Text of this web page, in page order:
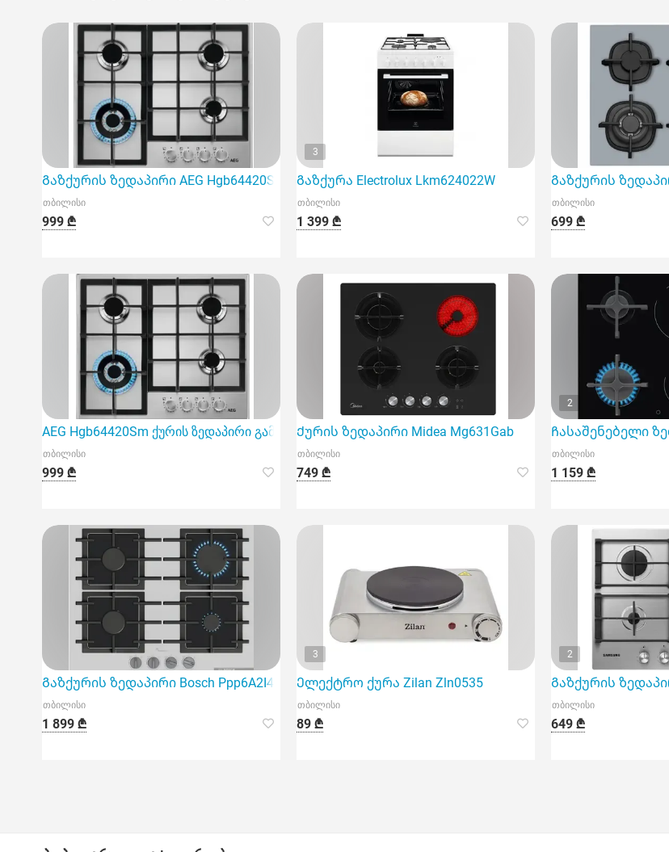
Გაზქურის ზედაპირი AEG Hgb64420Sm
თბილისი
999 ₾
3
Გაზქურა Electrolux Lkm624022W
თბილისი
1 399 ₾
Გაზქურის
თბილისი
699 ₾
AEG Hgb64420Sm ქურის ზედაპირი გამოირჩევა მაღალი ხარისხის გაზის სისტემით და ოთხი კონფორით
თბილისი
999 ₾
Ქურის ზედაპირი Midea Mg631Gab
თბილისი
749 ₾
2
Ჩასაშენებელი
თბილისი
1 159 ₾
Გაზქურის ზედაპირი Bosch Ppp6A2I40R
თბილისი
1 899 ₾
3
Ელექტრო ქურა Zilan Zln0535
თბილისი
89 ₾
2
Გაზქურის
თბილისი
649 ₾